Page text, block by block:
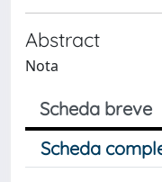
Abstract
Nota
Scheda breve
Scheda